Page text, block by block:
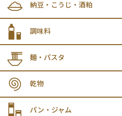
納豆・こうじ・酒粕
調味料
麺・パスタ
乾物
パン・ジャム